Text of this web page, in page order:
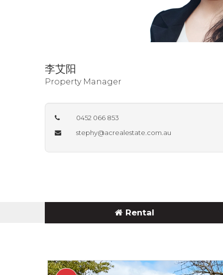
李艾阳
Property Manager
0452 066 853
stephy@acrealestate.com.au
Rental